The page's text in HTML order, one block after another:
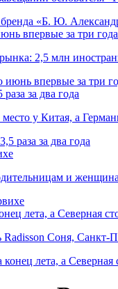
впервые за три
2,5 млн
за два года
у Китая, а
и
лета, а Северная
Radisson Соня,